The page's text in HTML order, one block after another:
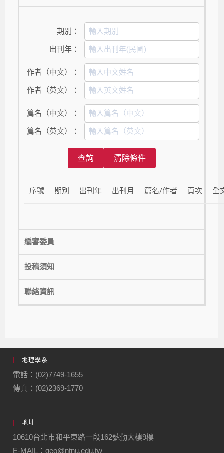
期別：
出刊年：
作者（中文）：
作者（英文）：
篇名（中文）：
篇名（英文）：
查詢 清除條件
序號 期別 出刊年 出刊月 篇名/作者 頁次 全
編審委員
投稿須知
聯絡資訊
地理學系
電話：(02)7749-1655
傳真：(02)2369-1770
地址
10610台北市和平東路一段162號勤大樓9樓
E-MAIL：geo@ntnu.edu.tw